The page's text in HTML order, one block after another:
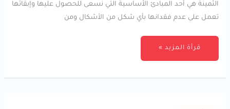
الثمينة هي أحد المبادئ الأساسية التي نسعى للحصول عليها وإبقائها
تعمل على عدم فقدانها بأي شكل من الأشكال ومن
قرأة المزيد »